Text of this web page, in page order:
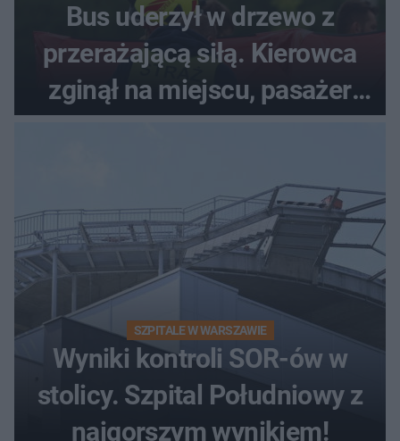
Bus uderzył w drzewo z
przerażającą siłą. Kierowca
zginął na miejscu, pasażer
SZPITALE W WARSZAWIE
Wyniki kontroli SOR-ów w
stolicy. Szpital Południowy z
najgorszym wynikiem!